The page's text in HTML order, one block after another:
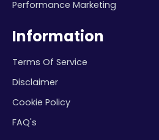
Performance Marketing
Information
Terms Of Service
Disclaimer
Cookie Policy
FAQ's